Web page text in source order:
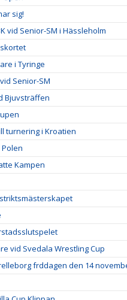
sig!
vid Senior-SM i Hässleholm
i Tyringe
Senior-SM
Bjuvsträffen
turnering i Kroatien
Kampen
vid Svedala Wrestling Cup
frddagen den 14